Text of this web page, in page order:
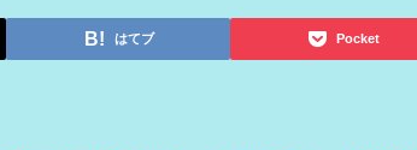
はてブ Pocket